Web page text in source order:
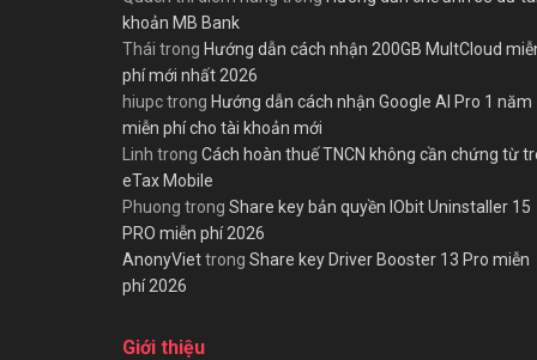
khoản MB Bank
Thái trong Hướng dẫn cách nhận 200GB MultCloud
phí mới nhất 2026
hiupctrong Hướng dẫn cách nhận Google AI Pro 1 năm
miễn phí cho tài khoản mới
Linh trong Cách hoàn thuế TNCN không cần chứng từ
eTax Mobile
Phuong trong Share key bản quyền IObit Uninstaller 15
PRO miễn phí 2026
AnonyViettrong Share key Driver Booster 13 Pro miễn
phí 2026
Giới thiệu